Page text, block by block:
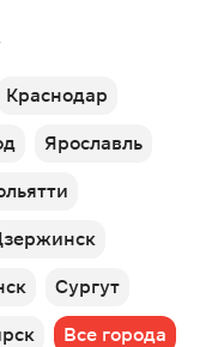
Краснодар
Ярославль
Сургут
Все города